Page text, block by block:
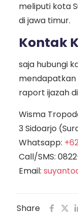
meliputi kota
di jawa timur.
Kontak
saja hubungi
raport ijazah
Wisma
3 Sidoarjo
Whatsapp:
Call/SMS:
Email:
Share